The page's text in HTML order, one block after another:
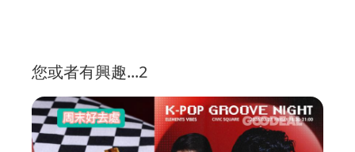
您或者有興趣...2